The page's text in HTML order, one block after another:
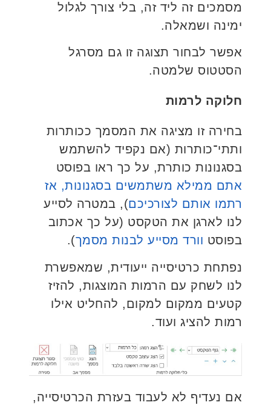
מסמכים זה ליד זה, בלי צורך לגלול
ימינה ושמאלה.
אפשר לבחור תצוגה זו גם מסרגל
הסטטוס שלמטה.
חלוקה לרמות
בחירה זו מציגה את המסמך ככותרות
ותתי־כותרות (אם נקפיד להשתמש
בסגנונות כותרת, על כך ראו בפוסט
אתם ממילא משתמשים בסגנונות, אז
רתמו אותם לצורכיכם), במטרה לסייע
לנו לארגן את הטקסט (על כך אכתוב
בפוסט וורד מסייע לבנות מסמך).
נפתחת כרטיסייה ייעודית, שמאפשרת
לנו לשחק עם הרמות המוצגות, להזיז
קטעים ממקום למקום, להחליט אילו
רמות להציג ועוד.
אם נעדיף לא לעבוד בעזרת הכרטיסייה,